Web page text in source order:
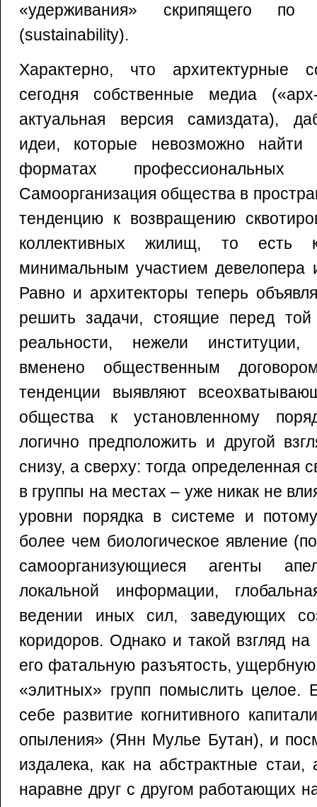
«удерживания» скрипящего
(sustainability).
Характерно, что архитектурные
сегодня собственные медиа
актуальная версия самиздата),
идеи, которые невозможно найти
форматах
Самоорганизация общества в
тенденцию к возвращению
коллективных жилищ, то есть
минимальным участием девелопера
Равно и архитекторы теперь
решить задачи, стоящие перед
реальности, нежели
вменено общественным
тенденции выявляют
общества к установленному
логично предположить и другой
снизу, а сверху: тогда определенная
в группы на местах – уже никак не
уровни порядка в системе и
более чем биологическое явление
самоорганизующиеся агенты
локальной информации,
ведении иных сил, заведующих
коридоров. Однако и такой взгляд
его фатальную разъятость,
«элитных» групп помыслить целое.
себе развитие когнитивного
опыления» (Янн Мулье Бутан), и
издалека, как на абстрактные
наравне друг с другом работающих